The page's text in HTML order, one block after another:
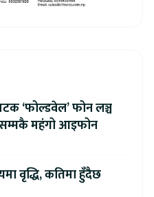
‘फोल्डवेल’ फोन लञ्च
महंगो आइफोन
वृद्धि, कतिमा हुँदैछ